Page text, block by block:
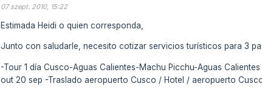
07 szept. 2010, 15:22
Estimada Heidi o quien corresponda,
Junto con saludarle, necesito cotizar servicios turísticos para 3
-Tour 1 día Cusco-Aguas Calientes-Machu Picchu-Aguas
out 20 sep -Traslado aeropuerto Cusco / Hotel / aeropuerto